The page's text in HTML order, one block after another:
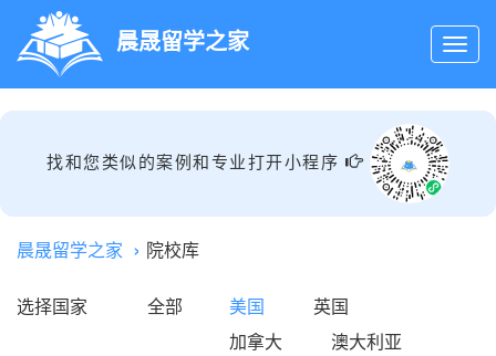
晨晟留学之家
找和您类似的案例和专业打开小程序
晨晟留学之家 院校库
选择国家 全部 美国
英国
加拿大
澳大利亚